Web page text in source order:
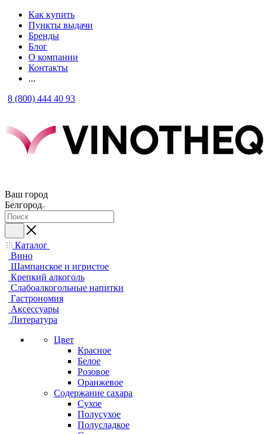
Как купить
Пункты выдачи
Бренды
Блог
О компании
Контакты
...
8 (800) 444 40 93
Ваш город
Белгород
Каталог
Вино
Шампанское и игристое
Крепкий алкоголь
Слабоалкогольные напитки
Гастрономия
Аксессуары
Литература
Цвет
Красное
Белое
Розовое
Оранжевое
Содержание сахара
Сухое
Полусухое
Полусладкое